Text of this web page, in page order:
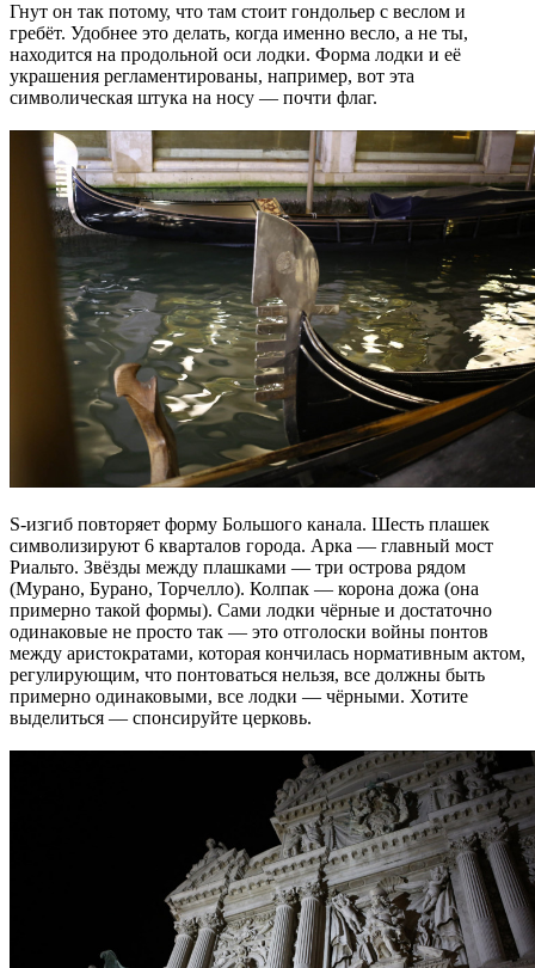
Гнут он так потому, что там стоит гондольер с веслом и
гребёт. Удобнее это делать, когда именно весло, а не ты,
находится на продольной оси лодки. Форма лодки и её
украшения регламентированы, например, вот эта
символическая штука на носу — почти флаг.
S-изгиб повторяет форму Большого канала. Шесть плашек
символизируют 6 кварталов города. Арка — главный мост
Риальто. Звёзды между плашками — три острова рядом
(Мурано, Бурано, Торчелло). Колпак — корона дожа (она
примерно такой формы). Сами лодки чёрные и достаточно
одинаковые не просто так — это отголоски войны понтов
между аристократами, которая кончилась нормативным актом,
регулирующим, что понтоваться нельзя, все должны быть
примерно одинаковыми, все лодки — чёрными. Хотите
выделиться — спонсируйте церковь.